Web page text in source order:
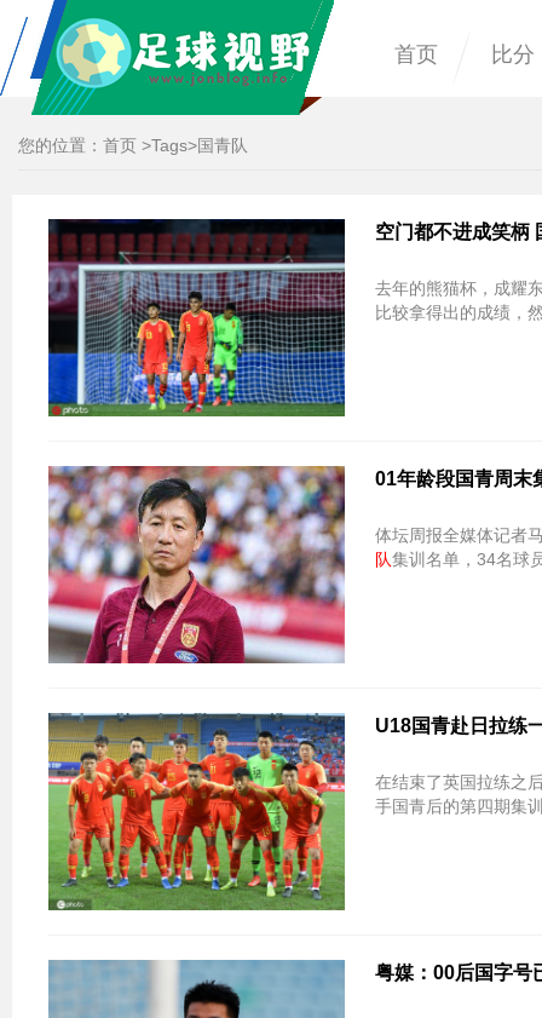
首页 比分
您的位置： 首页 >Tags>国青队
空门都不进成笑柄
去年的熊猫杯，成耀
比较拿得出的成绩，
​01年龄段国青周末
体坛周报全媒体记者
队集训名单，34名球
U18国青赴日拉练
在结束了英国拉练之
手国青后的第四期集
粤媒：00后国字号